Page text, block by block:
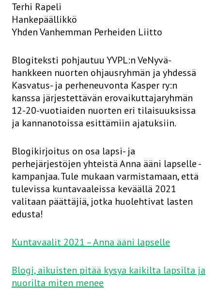
Terhi Rapeli
Hankepäällikkö
Yhden Vanhemman Perheiden Liitto
Blogiteksti pohjautuu YVPL:n VeNyvä-
hankkeen nuorten ohjausryhmän ja yhdessä
Kasvatus- ja perheneuvonta Kasper ry:n
kanssa järjestettävän erovaikuttajaryhmän
12-20-vuotiaiden nuorten eri tilaisuuksissa
ja kannanotoissa esittämiin ajatuksiin.
Blogikirjoitus on osa lapsi- ja
perhejärjestöjen yhteistä Anna ääni lapselle -
kampanjaa. Tule mukaan varmistamaan, että
tulevissa kuntavaaleissa keväällä 2021
valitaan päättäjiä, jotka huolehtivat lasten
edusta!
Kuntavaalit 2021 – Anna ääni lapselle
Blogi, aikuisten pitää kysya kaikilta lapsilta ja
nuorilta miten menee